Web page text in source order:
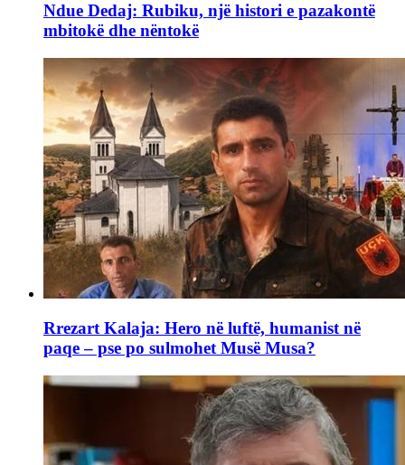
Ndue Dedaj: Rubiku, një histori e pazakontë
mbitokë dhe nëntokë
Rrezart Kalaja: Hero në luftë, humanist në
paqe – pse po sulmohet Musë Musa?